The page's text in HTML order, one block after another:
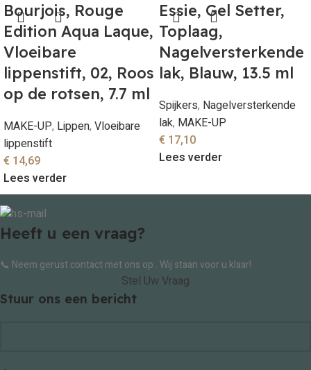
Bourjois, Rouge
Edition Aqua Laque,
Vloeibare
lippenstift, 02, Roos
op de rotsen, 7.7 ml
MAKE-UP, Lippen, Vloeibare
lippenstift
€ 14,69
Lees verder
Essie, Gel Setter,
Toplaag,
Nagelversterkende
lak, Blauw, 13.5 ml
Spijkers, Nagelversterkende
lak, MAKE-UP
€ 17,10
Lees verder
Heeft u een vraag?
📞 Neem gerust contact met ons op . Wij staan voor u klaar!
Stel Uw Vraag
Stuur ons een bericht